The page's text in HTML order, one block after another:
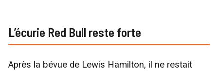
L’écurie Red Bull reste forte
Après la bévue de Lewis Hamilton, il ne restait